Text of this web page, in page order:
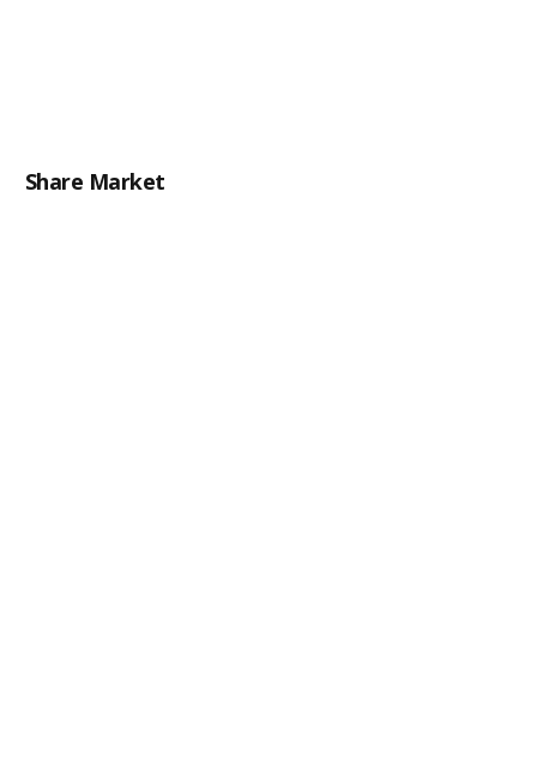
Share Market